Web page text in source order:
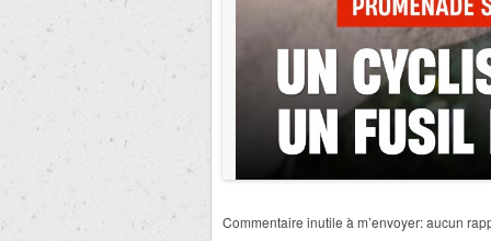
Commentaire inutile à m’envoyer: aucun